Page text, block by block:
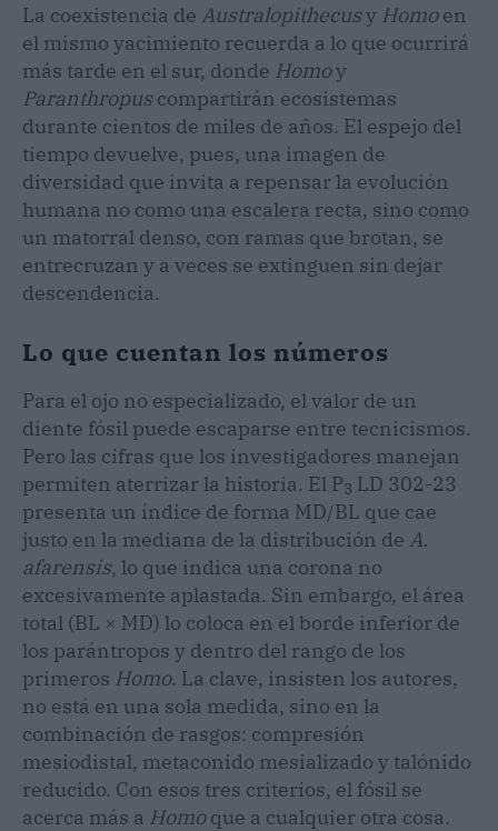
La coexistencia de Australopithecusy Homoen
el mismo yacimiento recuerda a lo que ocurrirá
más tarde en el sur, donde Homoy
Paranthropuscompartirán ecosistemas
durante cientos de miles de años. El espejo del
tiempo devuelve, pues, una imagen de
diversidad que invita a repensar la evolución
humana no como una escalera recta, sino como
un matorral denso, con ramas que brotan, se
entrecruzan y a veces se extinguen sin dejar
descendencia.
Lo que cuentan los números
Para el ojo no especializado, el valor de un
diente fósil puede escaparse entre tecnicismos.
Pero las cifras que los investigadores manejan
permiten aterrizar la historia. El P3 LD 302-23
presenta un índice de forma MD/BL que cae
justo en la mediana de la distribución de A.
afarensis, lo que indica una corona no
excesivamente aplastada. Sin embargo, el área
total (BL × MD) lo coloca en el borde inferior de
los parántropos y dentro del rango de los
primeros Homo. La clave, insisten los autores,
no está en una sola medida, sino en la
combinación de rasgos: compresión
mesiodistal, metaconido mesializado y talónido
reducido. Con esos tres criterios, el fósil se
acerca más a Homoque a cualquier otra cosa.